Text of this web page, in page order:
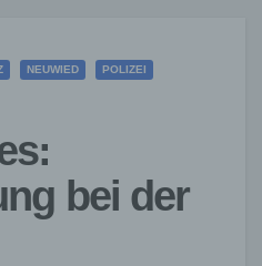
NEUWIED POLIZEI
bei der